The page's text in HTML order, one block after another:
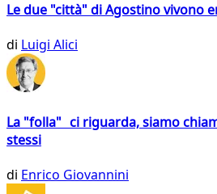
Le due "città" di Agostino vivono
di Luigi Alici
La "folla" ci riguarda, siamo
stessi
di Enrico Giovannini